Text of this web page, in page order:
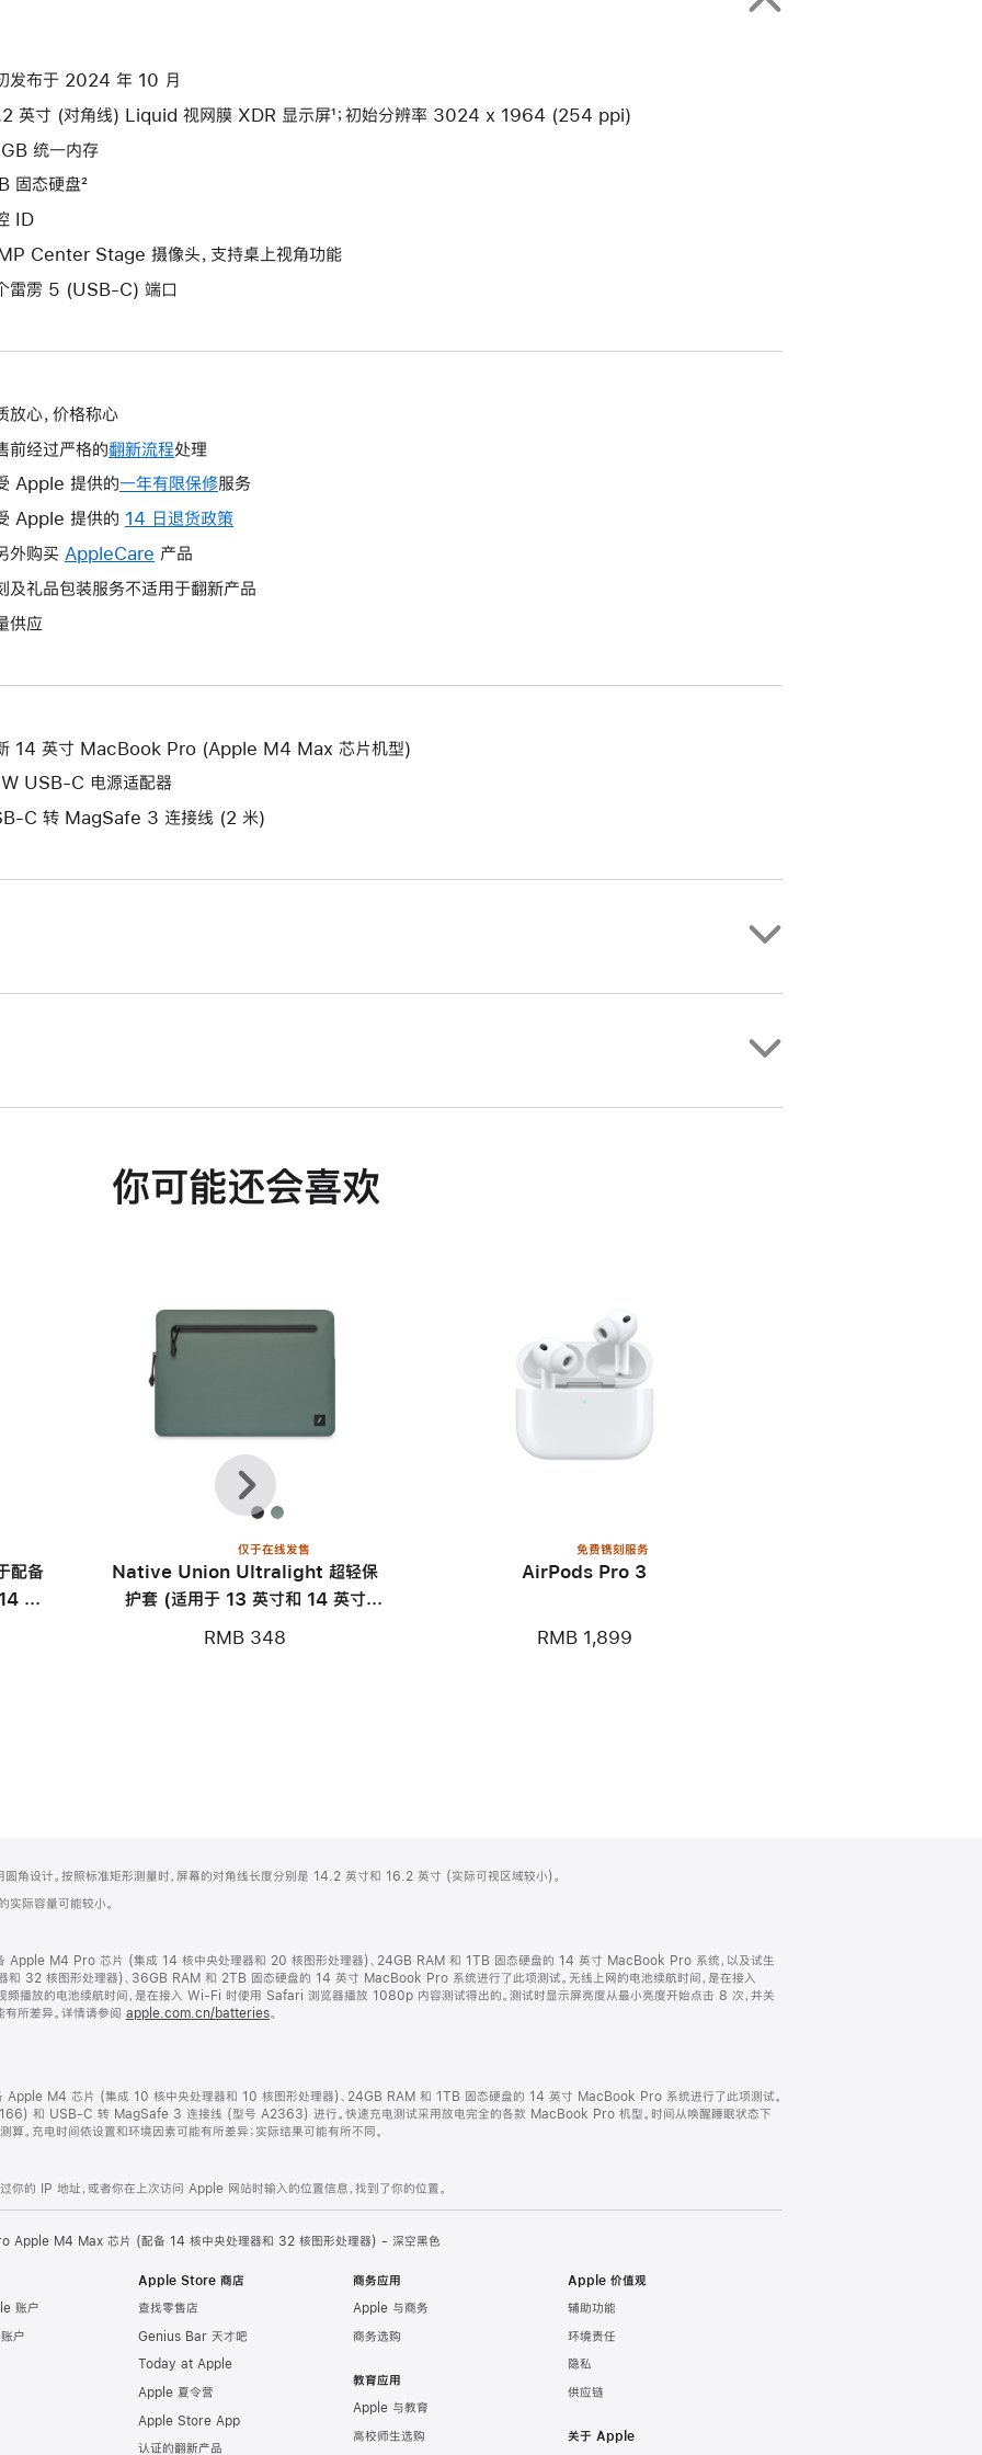
发布于 2024 年 10 月
英寸 (对角线) Liquid 视网膜 XDR 显示屏¹；初始分辨率 3024 x 1964 (254 ppi)
统一内存
固态硬盘²
ID
Center Stage 摄像头，支持桌上视角功能
雷雳 5 (USB-C) 端口
放心，价格称心
前经过严格的翻新流程处理
Apple 提供的一年有限保修此
操
打
服务
Apple 提供的 14 日退货政策
将
新
口。
外购买 AppleCare 此
操
开
的
窗
产品
及礼品包装服务不适用于翻新产品
供应
14 英寸 MacBook Pro (Apple M4 Max 芯片机型)
USB-C 电源适配器
C 转 MagSafe 3 连接线 (2 米)
你可能还会喜欢
配备
英
仅于在线发售
Native Union Ultralight 超轻保
护套 (适用于 13 英寸和 14 英寸
RMB 348
免费镌刻服务
AirPods Pro 3
RMB 1,899
上
一
个
下
一
个
设计。按照标准矩形测量时，屏幕的对角线长度分别是 14.2 英寸和 16.2 英寸 (实际可视区域较小)。
际容量可能较小。
M4 Pro 芯片 (集成 14 核中央处理器和 20 核图形处理器)、24GB RAM 和 1TB 固态硬盘的 14 英寸 MacBook Pro 系统，以及试生
32 核图形处理器)、36GB RAM 和 2TB 固态硬盘的 14 英寸 MacBook Pro 系统进行了此项测试。无线上网的电池续航时间，是在接入
播放的电池续航时间，是在接入 Wi-Fi 时使用 Safari 浏览器播放 1080p 内容测试得出的。测试时显示屏亮度从最小亮度开始点击 8 次，并关
所差异。详情请参阅 apple.com.cn/batteries。
M4 芯片 (集成 10 核中央处理器和 10 核图形处理器)、24GB RAM 和 1TB 固态硬盘的 14 英寸 MacBook Pro 系统进行了此项测试。
和 USB-C 转 MagSafe 3 连接线 (型号 A2363) 进行。快速充电测试采用放电完全的各款 MacBook Pro 机型。时间从唤醒睡眠状态下
。充电时间依设置和环境因素可能有所差异；实际结果可能有所不同。
你的 IP 地址，或者你在上次访问 Apple 网站时输入的位置信息，找到了你的位置。
Apple M4 Max 芯片 (配备 14 核中央处理器和 32 核图形处理器) - 深空黑色
账户
户
Apple Store 商店
查找零售店
Genius Bar 天才吧
Today at Apple
Apple 夏令营
Apple Store App
认证的翻新产品
商务应用
Apple 与商务
商务选购
教育应用
Apple 与教育
高校师生选购
Apple 价值观
辅助功能
环境责任
隐私
供应链
关于 Apple